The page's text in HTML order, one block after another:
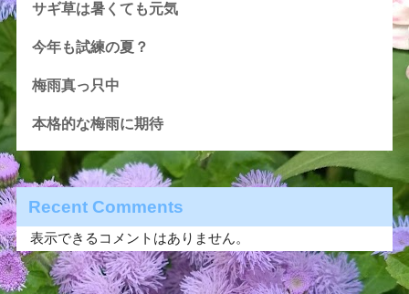
サギ草は暑くても元気
今年も試練の夏？
梅雨真っ只中
本格的な梅雨に期待
Recent Comments
表示できるコメントはありません。